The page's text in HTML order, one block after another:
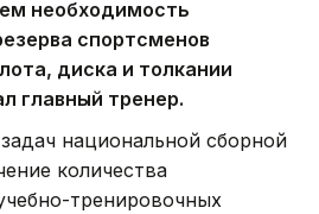
необходимость
спортсменов
диска и толкании
главный тренер.
национальной сборной
количества
тренировочных